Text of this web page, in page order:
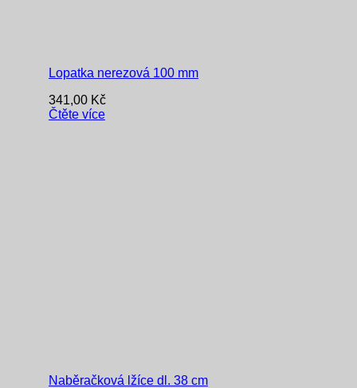
Lopatka nerezová 100 mm
341,00 Kč
Čtěte více
Naběračková lžíce dl. 38 cm